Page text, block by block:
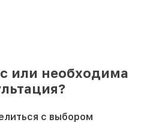
или необходима
с выбором